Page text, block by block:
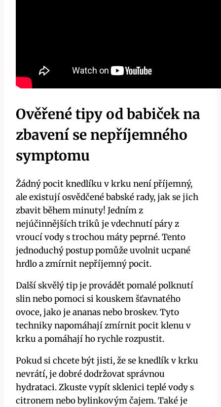
Ověřené tipy ​od babiček ‌na
‍zbavení ‍se nepříjemného
⁢symptomu
Žádný pocit knedlíku v krku není příjemný,
ale existují⁣ osvědčené babské ​rady, ⁤jak se jich
zbavit během minuty! Jedním z
nejúčinnějších triků je ⁢vdechnutí páry z
vroucí vody ⁢s trochou ​máty⁣ peprné. Tento
jednoduchý⁣ postup pomůže⁢ uvolnit ucpané
hrdlo a zmírnit nepříjemný pocit.
Další skvělý ‍tip je provádět pomalé polknutí
slin nebo pomoci si kouskem šťavnatého
ovoce, jako je ananas nebo broskev. Tyto
techniky napomáhají zmírnit pocit ⁢klenu ‌v
krku a pomáhají ho rychle rozpustit.
Pokud si chcete být⁣ jisti, že se knedlík⁣ v krku
nevrátí, je dobré dodržovat správnou
hydrataci. Zkuste vypít​ sklenici teplé vody s
citronem⁤ nebo bylinkovým čajem. Také je